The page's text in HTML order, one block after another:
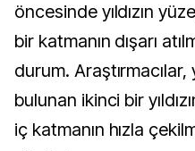
öncesinde yıldızın
bir katmanın dışarı
durum. Araştırmacılar,
bulunan ikinci bir
iç katmanın hızla